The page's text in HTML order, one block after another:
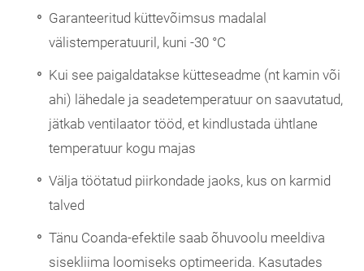
Garanteeritud küttevõimsus madalal
välistemperatuuril, kuni -30 °C
Kui see paigaldatakse kütteseadme (nt kamin või
ahi) lähedale ja seadetemperatuur on saavutatud,
jätkab ventilaator tööd, et kindlustada ühtlane
temperatuur kogu majas
Välja töötatud piirkondade jaoks, kus on karmid
talved
Tänu Coanda-efektile saab õhuvoolu meeldiva
sisekliima loomiseks optimeerida. Kasutades